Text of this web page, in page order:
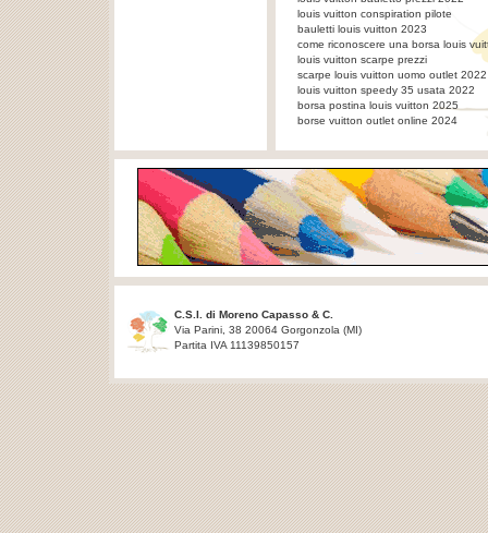
louis vuitton conspiration pilote
bauletti louis vuitton 2023
come riconoscere una borsa louis
louis vuitton scarpe prezzi
scarpe louis vuitton uomo outlet 2022
louis vuitton speedy 35 usata 2022
borsa postina louis vuitton 2025
borse vuitton outlet online 2024
C.S.I. di Moreno Capasso & C.
Via Parini, 38 20064 Gorgonzola (MI)
Partita IVA 11139850157